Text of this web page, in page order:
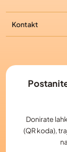
Kontakt
Donirate
(QR koda),